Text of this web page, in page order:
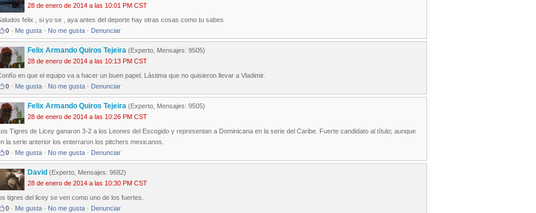
28 de enero de 2014 a las 10:01 PM CST
felix , si yo se , aya antes del deporte hay otras cosas como tu sabes
0 · Me gusta · No me gusta · Denunciar
Felix Armando Quiros Tejeira (Experto, Mensajes: 9505)
28 de enero de 2014 a las 10:13 PM CST
en que el equipo va a hacer un buen papel. Lástima que no quisieron llevar a Vladimir.
0 · Me gusta · No me gusta · Denunciar
Felix Armando Quiros Tejeira (Experto, Mensajes: 9505)
28 de enero de 2014 a las 10:26 PM CST
Tigres de Licey ganaron 3-2 a los Leones del Escogido y representan a Dominicana en la serie del Caribe. Fuerte candidato al título; aunque
la serie anterior los enterraron los pitchers mexicanos.
0 · Me gusta · No me gusta · Denunciar
David (Experto, Mensajes: 9682)
28 de enero de 2014 a las 10:30 PM CST
tigres del licey se ven como uno de los fuertes.
0 · Me gusta · No me gusta · Denunciar